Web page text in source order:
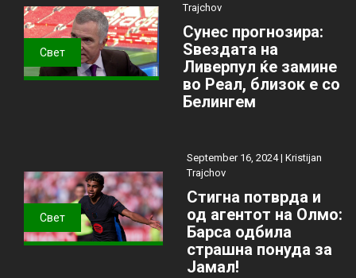
Свет
Trajchov
Сунес прогнозира:
Ѕвездата на
Ливерпул ќе замине
во Реал, близок е со
Белингем
Свет
September 16, 2024 | Kristijan
Trajchov
Стигна потврда и
од агентот на Олмо:
Барса одбила
страшна понуда за
Јамал!